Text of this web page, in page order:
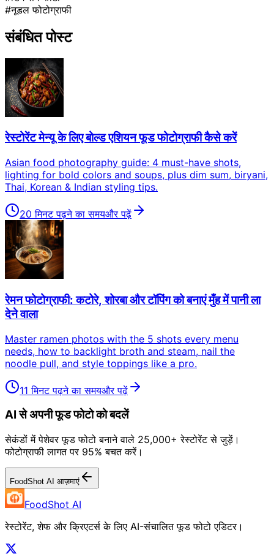
#नूडल फोटोग्राफी
संबंधित पोस्ट
रेस्टोरेंट मेन्यू के लिए बोल्ड एशियन फूड फोटोग्राफी कैसे करें
Asian food photography guide: 4 must-have shots,
lighting for bold colors and soups, plus dim sum, biryani,
Thai, Korean & Indian styling tips.
20 मिनट पढ़ने का समयऔर पढ़ें
रेमन फोटोग्राफी: कटोरे, शोरबा और टॉपिंग को बनाएं मुँह में पानी ला
देने वाला
Master ramen photos with the 5 shots every menu
needs, how to backlight broth and steam, nail the
noodle pull, and style toppings like a pro.
11 मिनट पढ़ने का समयऔर पढ़ें
AI से अपनी फूड फोटो को बदलें
सेकंडों में पेशेवर फूड फोटो बनाने वाले 25,000+ रेस्टोरेंट से जुड़ें।
फोटोग्राफी लागत पर 95% बचत करें।
FoodShot AI आज़माएं
FoodShot AI
रेस्टोरेंट, शेफ और क्रिएटर्स के लिए AI-संचालित फूड फोटो एडिटर।